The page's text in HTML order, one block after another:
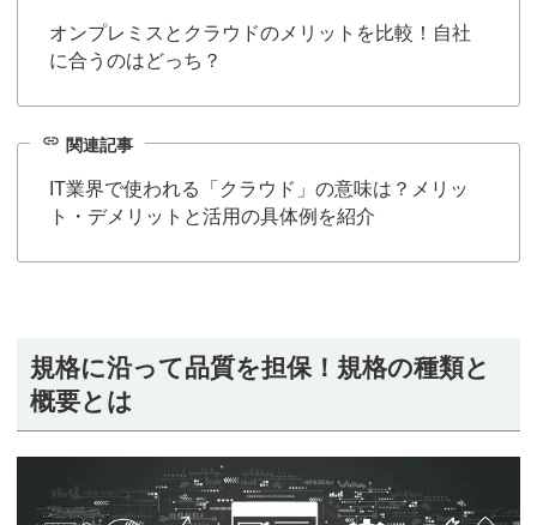
オンプレミスとクラウドのメリットを比較！自社
に合うのはどっち？
link 関連記事
IT業界で使われる「クラウド」の意味は？メリッ
ト・デメリットと活用の具体例を紹介
規格に沿って品質を担保！規格の種類と
概要とは